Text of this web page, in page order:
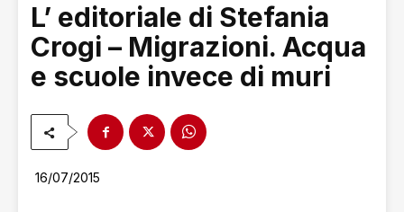
L’ editoriale di Stefania
Crogi – Migrazioni. Acqua
e scuole invece di muri
16/07/2015